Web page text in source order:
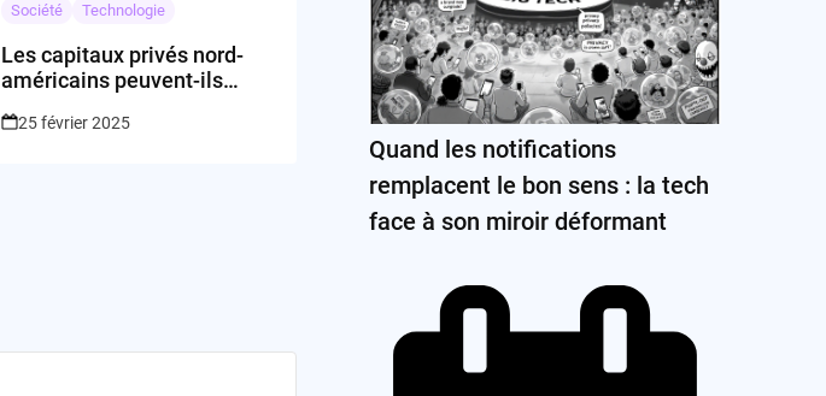
Société
Technologie
Les capitaux privés nord-
américains peuvent-ils
technologique européen ?
25 février 2025
Quand les notifications
remplacent le bon sens : la tech
face à son miroir déformant